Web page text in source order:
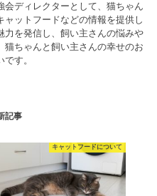
会ディレクターとして、猫ちゃん
ャットフードなどの情報を提供し
力を発信し、飼い主さんの悩みや
猫ちゃんと飼い主さんの幸せのお
す。
記事
キャットフードについて